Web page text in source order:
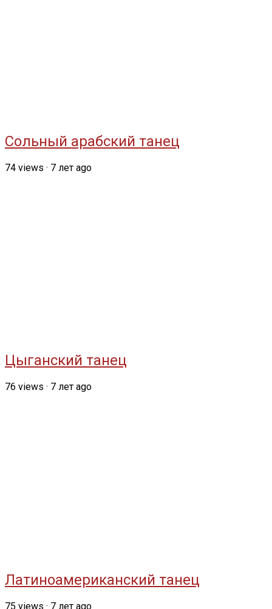
Сольный арабский танец
74 views · 7 лет ago
Цыганский танец
76 views · 7 лет ago
Латиноамериканский танец
75 views · 7 лет ago